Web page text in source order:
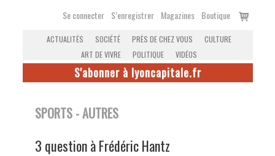
Se connecter S’enregistrer Magazines Boutique
Voir
ACTUALITÉS SOCIÉTÉ PRÈS DE CHEZ VOUS
CULTURE
ART DE VIVRE
POLITIQUE VIDÉOS
S'abonner à lyoncapitale.fr
SPORTS - AUTRES
3 question à Frédéric Hantz